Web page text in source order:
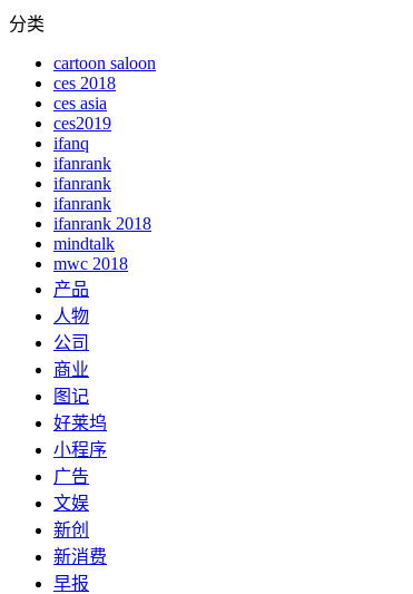
分类
cartoon saloon
ces 2018
ces asia
ces2019
ifanq
ifanrank
ifanrank
ifanrank
ifanrank 2018
mindtalk
mwc 2018
产品
人物
公司
商业
图记
好莱坞
小程序
广告
文娱
新创
新消费
早报